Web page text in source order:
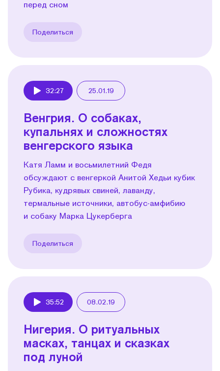
перед сном
Поделиться
32:27 25.01.19
Венгрия. О собаках,
купальнях и сложностях
венгерского языка
Катя Ламм и восьмилетний Федя
обсуждают с венгеркой Анитой Хедьи кубик
Рубика, кудрявых свиней, лаванду,
термальные источники, автобус-амфибию
и собаку Марка Цукерберга
Поделиться
35:52 08.02.19
Нигерия. О ритуальных
масках, танцах и сказках
под луной